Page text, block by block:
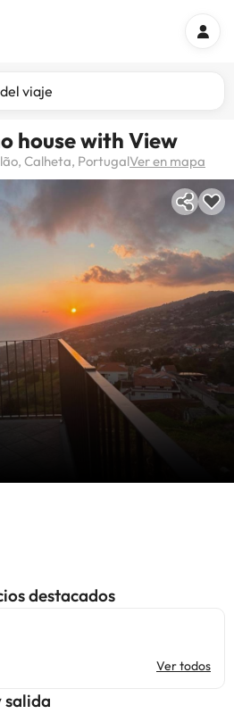
viaje
house with View
Calheta, PortugalVer en mapa
destacados
Ver todos
salida